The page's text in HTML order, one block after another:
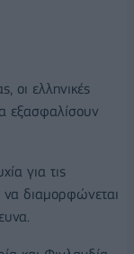
οι ελληνικές
εξασφαλίσουν
για τις
να διαμορφώνεται